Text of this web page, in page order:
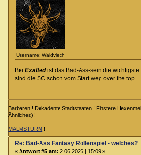
Username: Waldviech
Bei Exaltedist das Bad-Ass-sein die
sind die SC schon vom Start weg over the top.
Barbaren ! Dekadente Stadtstaaten ! Finstere
Ähnliches)!
MALMSTURM !
Re: Bad-Ass Fantasy Rollenspiel - welches?
« Antwort #5 am: 2.06.2026 | 15:09 »